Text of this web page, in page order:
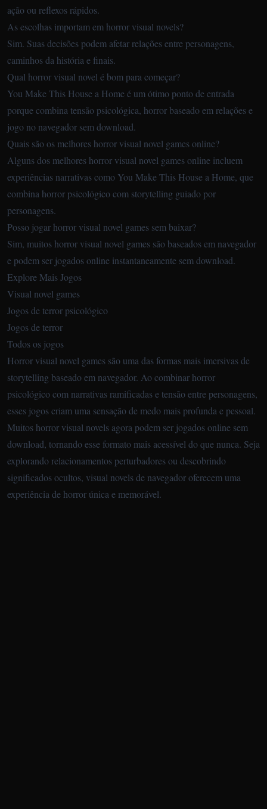
ação ou reflexos rápidos.
As escolhas importam em horror visual novels?
Sim. Suas decisões podem afetar relações entre personagens,
caminhos da história e finais.
Qual horror visual novel é bom para começar?
You Make This House a Home é um ótimo ponto de entrada
porque combina tensão psicológica, horror baseado em relações e
jogo no navegador sem download.
Quais são os melhores horror visual novel games online?
Alguns dos melhores horror visual novel games online incluem
experiências narrativas como You Make This House a Home, que
combina horror psicológico com storytelling guiado por
personagens.
Posso jogar horror visual novel games sem baixar?
Sim, muitos horror visual novel games são baseados em navegador
e podem ser jogados online instantaneamente sem download.
Explore Mais Jogos
Visual novel games
Jogos de terror psicológico
Jogos de terror
Todos os jogos
Horror visual novel games são uma das formas mais imersivas de
storytelling baseado em navegador. Ao combinar horror
psicológico com narrativas ramificadas e tensão entre personagens,
esses jogos criam uma sensação de medo mais profunda e pessoal.
Muitos horror visual novels agora podem ser jogados online sem
download, tornando esse formato mais acessível do que nunca. Seja
explorando relacionamentos perturbadores ou descobrindo
significados ocultos, visual novels de navegador oferecem uma
experiência de horror única e memorável.